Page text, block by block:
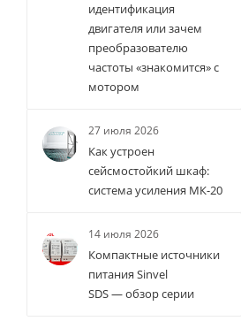
идентификация
двигателя или зачем
преобразователю
частоты «знакомится» с
мотором
27 июля 2026
Как устроен
сейсмостойкий шкаф:
система усиления МК-20
14 июля 2026
Компактные источники
питания Sinvel
SDS — обзор серии